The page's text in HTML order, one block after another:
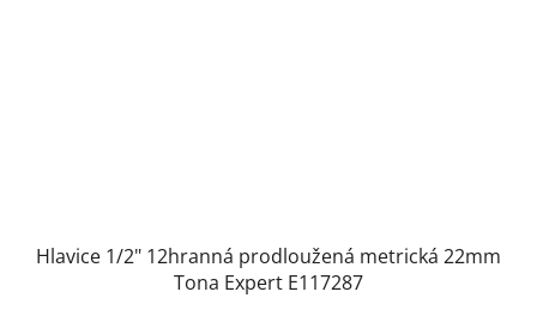
Hlavice 1/2" 12hranná prodloužená metrická 22mm
Tona Expert E117287